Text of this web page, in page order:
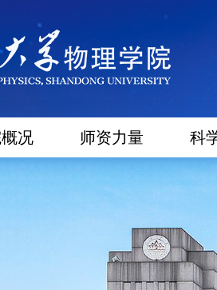
况 师资力量 科